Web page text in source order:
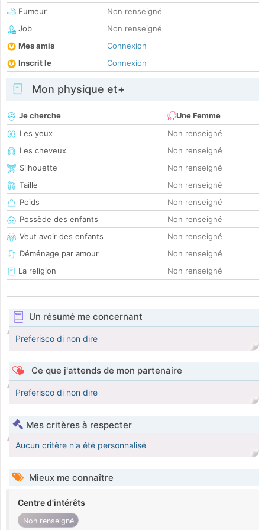
Fumeur
Non renseigné
Job
Non renseigné
Mes amis
Connexion
Inscrit le
Connexion
Mon physique et+
Je cherche
Une Femme
Les yeux
Non renseigné
Les cheveux
Non renseigné
Silhouette
Non renseigné
Taille
Non renseigné
Poids
Non renseigné
Possède des enfants
Non renseigné
Veut avoir des enfants
Non renseigné
Déménage par amour
Non renseigné
La religion
Non renseigné
Un résumé me concernant
Preferisco di non dire
Ce que j'attends de mon partenaire
Preferisco di non dire
Mes critères à respecter
Aucun critère n'a été personnalisé
Mieux me connaître
Centre d'intérêts
Non renseigné